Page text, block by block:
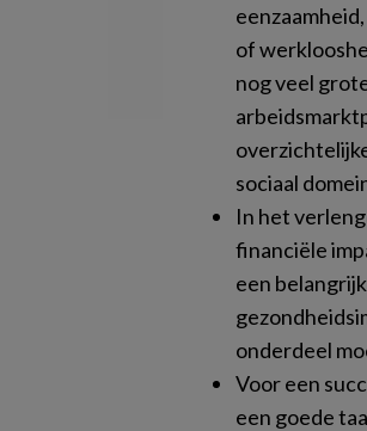
of
nog veel
sociaal
In het
financiële
een
onderdeel
Voor een
een goede